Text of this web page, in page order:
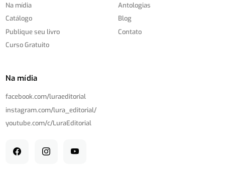
Na mídia
Catálogo
Publique seu livro
Curso Gratuito
Antologias
Blog
Contato
Na mídia
facebook.com/luraeditorial
instagram.com/lura_editorial/
youtube.com/c/LuraEditorial